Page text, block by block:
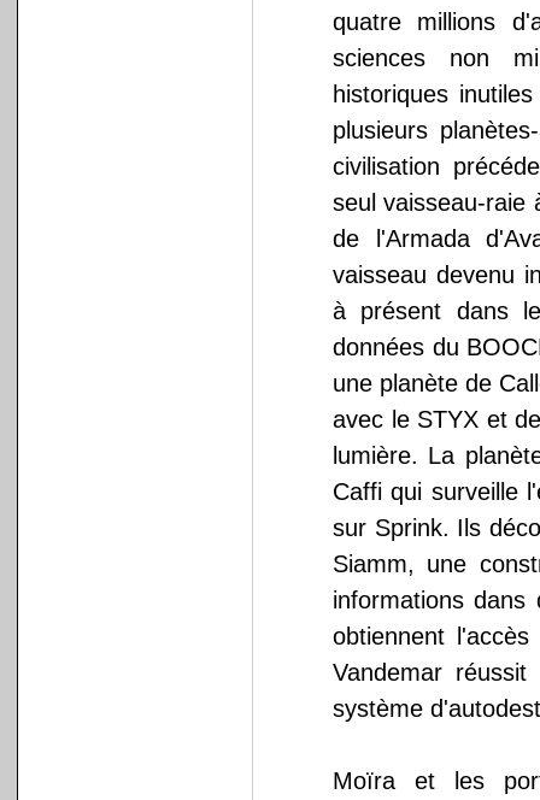
quatre millions
sciences non
historiques
plusieurs
civilisation
seul vaisseau-raie
de l'Armada
vaisseau devenu
à présent dans
données du
une planète de
avec le STYX et
lumière. La
Caffi qui surveille
sur Sprink. Ils
Siamm, une
informations dans
obtiennent
Vandemar
système
Moïra et les